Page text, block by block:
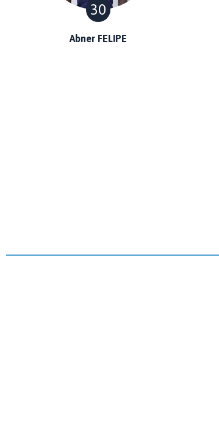
30
Abner FELIPE